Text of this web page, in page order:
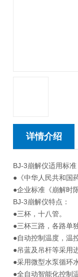
详情介绍
BJ-3崩解仪适用标准
●《中华人民共和国
●企业标准《崩解时
BJ-3崩解仪特点：
●三杯，十八管。
●三杯三路，各路单
●自动控制温度，温
●吊蓝及吊杆等采用
●采用微型水泵循环
●全自动智能化控制